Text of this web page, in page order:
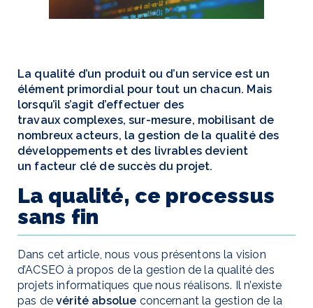
La qualité d’un produit ou d’un service est un
élément primordial pour tout un chacun. Mais
lorsqu’il s’agit d’effectuer des
travaux complexes, sur-mesure, mobilisant de
nombreux acteurs, la gestion de la qualité des
développements et des livrables devient
un facteur clé de succès du projet.
La qualité, ce processus
sans fin
Dans cet article, nous vous présentons la vision
d’ACSEO à propos de la gestion de la qualité des
projets informatiques que nous réalisons. Il n’existe
pas devérité absolue concernant la gestion de la